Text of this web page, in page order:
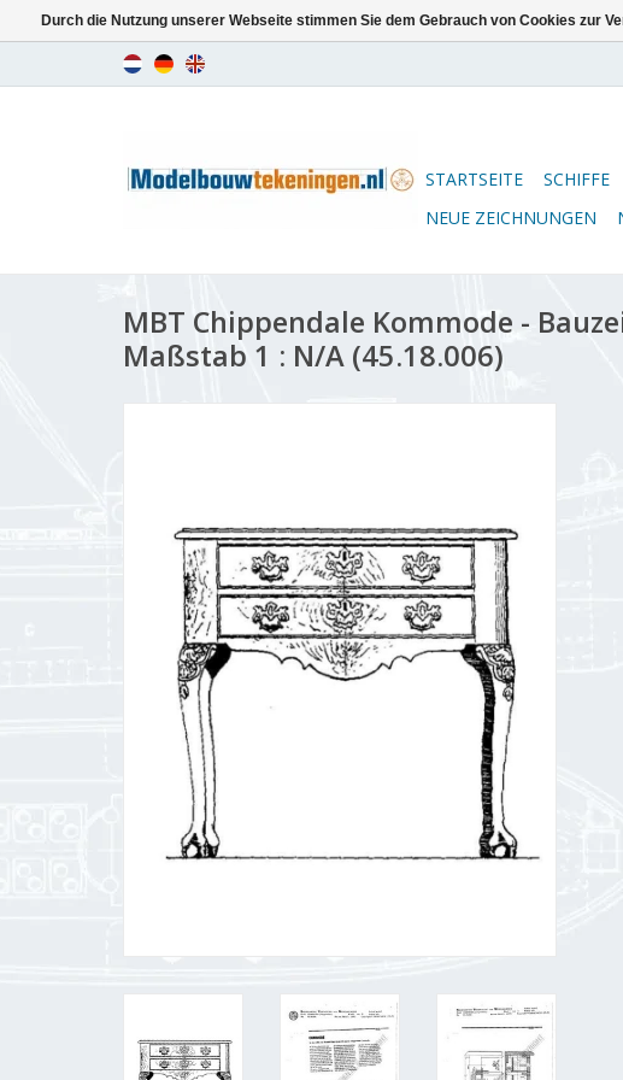
STARTSEITE SCHIFFE
NEUE ZEICHNUNGEN
MBT Chippendale Kommode -
Maßstab 1 : N/A (45.18.006)
Durch die Nutzung unserer Webseite stimmen Sie dem Gebrauch von Cookies zur